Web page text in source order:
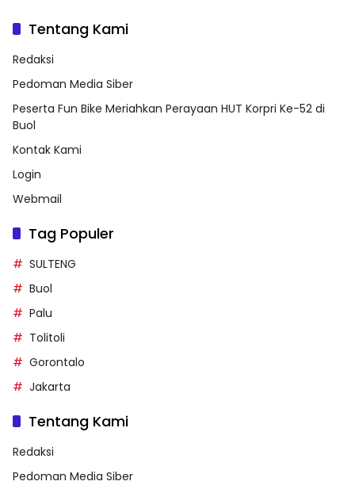
Tentang Kami
Redaksi
Pedoman Media Siber
Peserta Fun Bike Meriahkan Perayaan HUT Korpri Ke-52 di
Buol
Kontak Kami
Login
Webmail
Tag Populer
SULTENG
Buol
Palu
Tolitoli
Gorontalo
Jakarta
Tentang Kami
Redaksi
Pedoman Media Siber